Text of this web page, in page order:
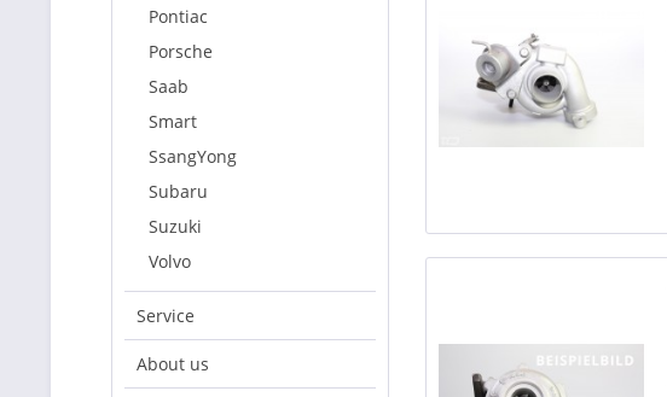
Pontiac
Porsche
Saab
Smart
SsangYong
Subaru
Suzuki
Volvo
Service
About us